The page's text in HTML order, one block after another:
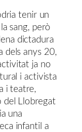
tenir un
sang, però
dictadura
dels anys 20,
ja no
i activista
i teatre,
del Llobregat
una
infantil a